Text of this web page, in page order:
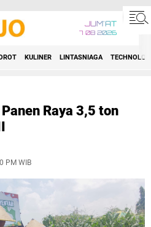
JUM'AT
7 08 2026
KULINER LINTASNIAGA
Raya 3,5 ton
PM WIB